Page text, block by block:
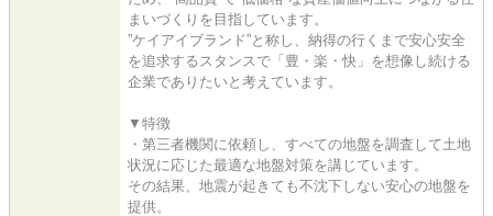
まいづくりを目指しています。
”ケイアイブランド”と称し、納得の行くまで安心安全
を追求するスタンスで「豊・楽・快」を想像し続ける
企業でありたいと考えています。
▼特徴
・第三者機関に依頼し、すべての地盤を調査して土地
状況に応じた最適な地盤対策を講じています。
その結果、地震が起きても不沈下しない安心の地盤を
提供。